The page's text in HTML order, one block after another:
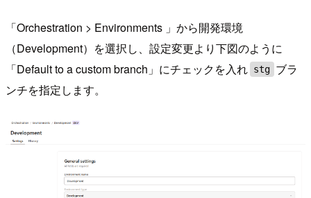
「Orchestration > Environments 」から開発環境
（Development）を選択し、設定変更より下図のように
「Default to a custom branch」にチェックを入れ stg ブラ
ンチを指定します。